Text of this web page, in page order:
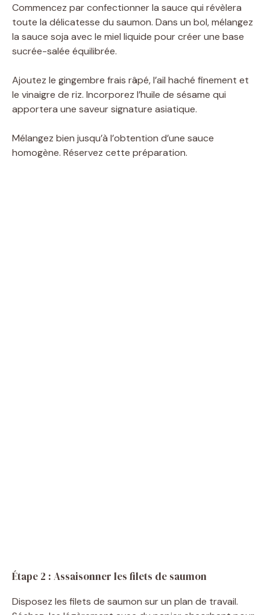
Commencez par confectionner la sauce qui révèlera
toute la délicatesse du saumon. Dans un bol, mélangez
la sauce soja avec le miel liquide pour créer une base
sucrée-salée équilibrée.
Ajoutez le gingembre frais râpé, l’ail haché finement et
le vinaigre de riz. Incorporez l’huile de sésame qui
apportera une saveur signature asiatique.
Mélangez bien jusqu’à l’obtention d’une sauce
homogène. Réservez cette préparation.
Étape 2 : Assaisonner les filets de saumon
Disposez les filets de saumon sur un plan de travail.